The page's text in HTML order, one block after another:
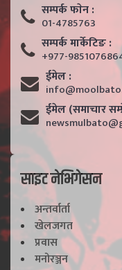
सम्पर्क फाेन :
01-4785763
सम्पर्क मार्केटिङ :
+977-
ईमेल :
ईमेल (समाचार
साइट नेभिगेसन
अन्तर्वार्ता
खेलजगत
प्रवास
मनोरञ्जन